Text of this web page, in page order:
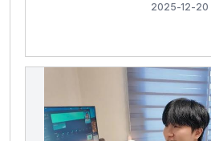
2025-12-20